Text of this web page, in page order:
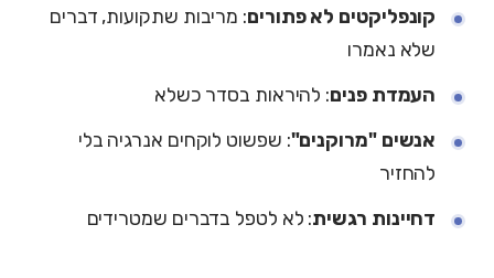
קונפליקטים לא פתורים: מריבות שתקועות, דברים
שלא נאמרו
העמדת פנים: להיראות בסדר כשלא
אנשים "מרוקנים": שפשוט לוקחים אנרגיה בלי
להחזיר
דחיינות רגשית: לא לטפל בדברים שמטרידים